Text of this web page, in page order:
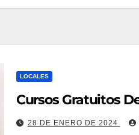
LOCALES
Cursos Gratuitos
28 DE ENERO DE 2024